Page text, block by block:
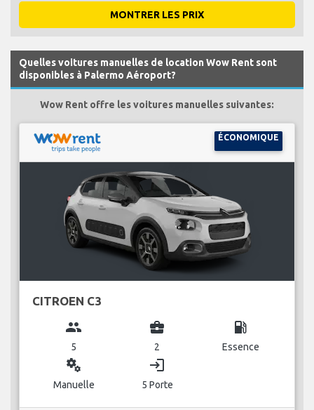
MONTRER LES PRIX
Quelles voitures manuelles de location Wow Rent sont
disponibles à Palermo Aéroport?
Wow Rent offre les voitures manuelles suivantes:
ÉCONOMIQUE
CITROEN C3
group
5
business_center
2
local_gas_station
Essence
miscellaneous_services
Manuelle
login
5 Porte